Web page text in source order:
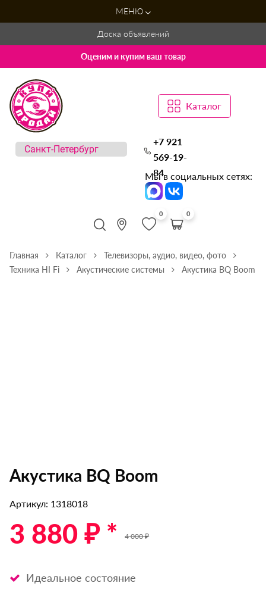
МЕНЮ
Доска объявлений
Оценим и купим ваш товар
Каталог
+7 921
569-19-
84
Мы в социальных сетях:
0 0
Главная Каталог
Телевизоры, аудио, видео, фото
Техника HI Fi
Акустические системы Акустика BQ Boom
Акустика BQ Boom
Артикул: 1318018
3 880 ₽ * 4 000 ₽
Идеальное состояние